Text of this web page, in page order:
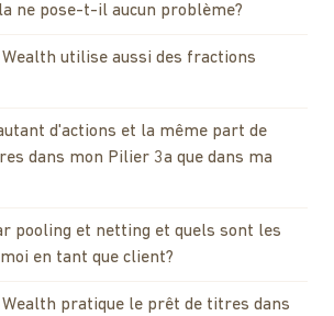
ne pose-t-il aucun problème?
Wealth utilise aussi des fractions
d'actions et la même part de
dans mon Pilier 3a que dans ma
pooling et netting et quels sont les
en tant que client?
Wealth pratique le prêt de titres dans